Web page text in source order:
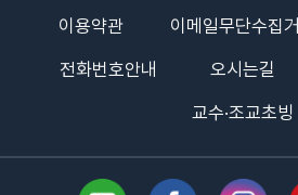
이용약관
이메일무단수집
전화번호안내
오시는길
교수·조교초빙